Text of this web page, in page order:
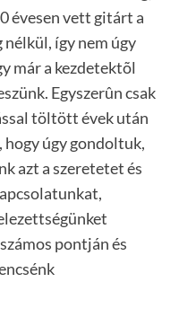
évesen vett gitárt a
így nem úgy
már a kezdetektõl
Egyszerûn csak
töltött évek után
úgy gondoltuk,
azt a szeretetet és
pontján és